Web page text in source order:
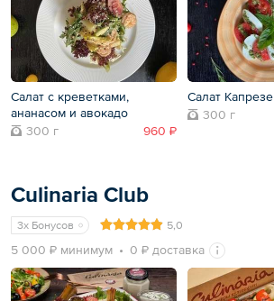
Салат с креветками,
ананасом и авокадо
300 г
960 ₽
Салат Капрезе
300 г
Culinaria Club
3x Бонусов 5,0
5 000 ₽ минимум 0 ₽ доставка